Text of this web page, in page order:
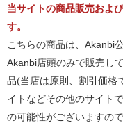
当サイトの商品販売およ
す。
こちらの商品は、Akanbi
Akanbi店頭のみで販売し
品(当店は原則、割引価格
イトなどその他のサイト
の可能性がございますの